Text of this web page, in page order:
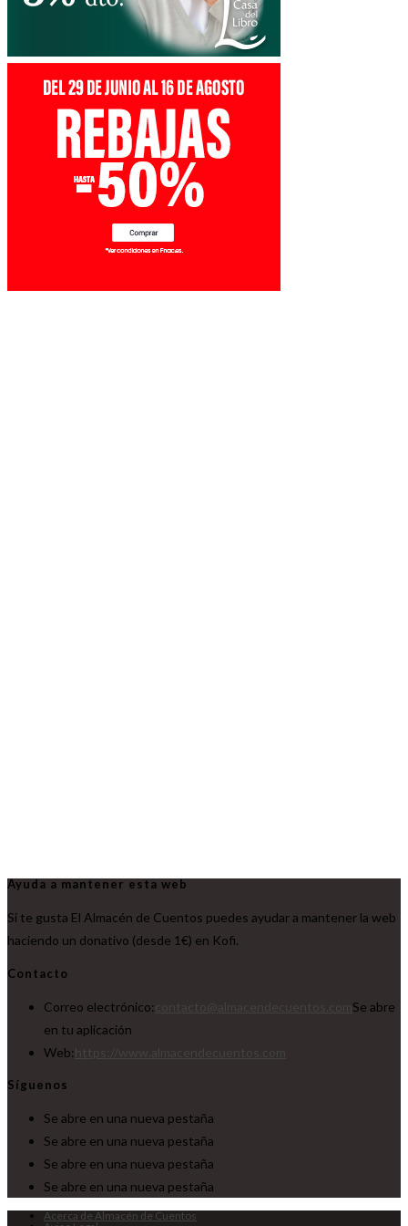
Ayuda a mantener esta web
Si te gusta El Almacén de Cuentos puedes ayudar a mantener la web
haciendo un donativo (desde 1€) en Kofi.
Contacto
Correo electrónico:
Se abre
en tu aplicación
Web:
Síguenos
Se abre en una nueva pestaña
Se abre en una nueva pestaña
Se abre en una nueva pestaña
Se abre en una nueva pestaña
Acerca de Almacén de Cuentos